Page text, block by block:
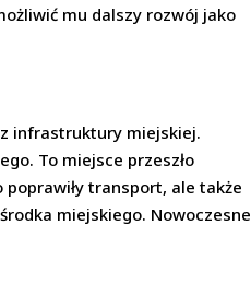
mu dalszy rozwój jako
infrastruktury miejskiej.
To miejsce przeszło
transport, ale także
miejskiego. Nowoczesne